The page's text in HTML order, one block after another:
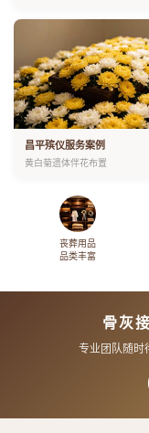
昌平殡仪服务案例
黄白菊遗体伴花布置
丧葬用品
品类丰富
骨灰
专业团队随时